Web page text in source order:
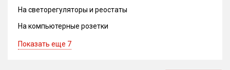
На светорегуляторы и реостаты
На компьютерные розетки
Показать еще 7